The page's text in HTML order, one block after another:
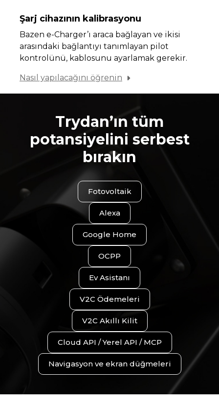
Şarj cihazının kalibrasyonu
Bazen e-Charger’ı araca bağlayan ve ikisi
arasındaki bağlantıyı tanımlayan pilot
kontrolünü, kablosunu ayarlamak gerekir.
Nasıl yapılacağını öğrenin
Trydan’ın tüm
potansiyelini serbest
bırakın
Fotovoltaik
Alexa
Google Home
OCPP
Ev Asistanı
V2C Ödemeleri
V2C Akıllı Kilit
Cloud API / Yerel API / MCP
Navigasyon ve ekran düğmeleri